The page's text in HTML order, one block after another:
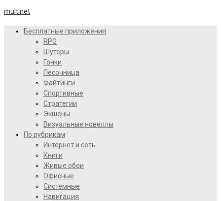
multinet
Бесплатные приложения
RPG
Шутеры
Гонки
Песочница
Файтинги
Спортивные
Стратегии
Экшены
Визуальные новеллы
По рубрикам
Интернет и сеть
Книги
Живые обои
Офисные
Системные
Навигация